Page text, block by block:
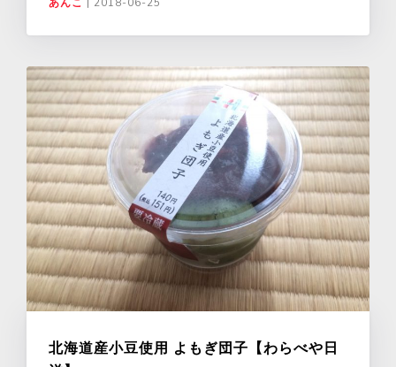
北海道産小豆使用 よもぎ団子【わらべや日